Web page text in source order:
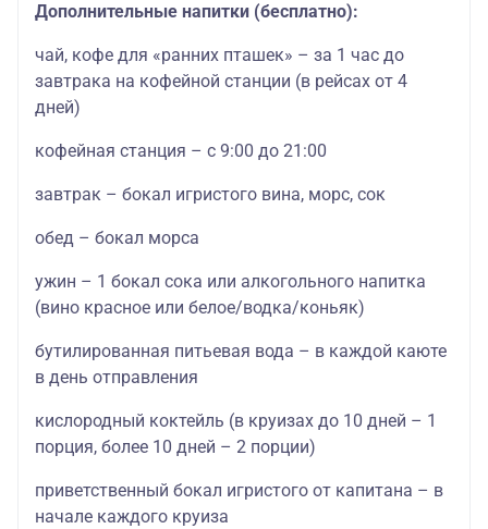
Дополнительные напитки (бесплатно):
чай, кофе для «ранних пташек» – за 1 час до
завтрака на кофейной станции (в рейсах от 4
дней)
кофейная станция – с 9:00 до 21:00
завтрак – бокал игристого вина, морс, сок
обед – бокал морса
ужин – 1 бокал сока или алкогольного напитка
(вино красное или белое/водка/коньяк)
бутилированная питьевая вода – в каждой каюте
в день отправления
кислородный коктейль (в круизах до 10 дней – 1
порция, более 10 дней – 2 порции)
приветственный бокал игристого от капитана – в
начале каждого круиза